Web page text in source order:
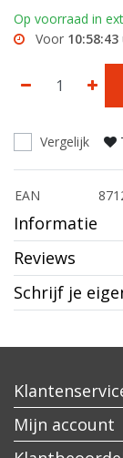
Op voorraad in
Voor 10:58:43
Vergelijk
EAN
Informatie
Reviews
Schrijf je
Mijn account